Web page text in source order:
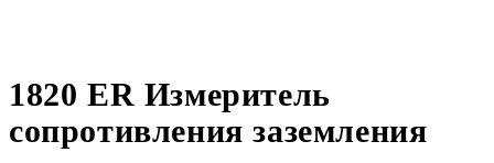
1820 ER Измеритель
сопротивления заземления